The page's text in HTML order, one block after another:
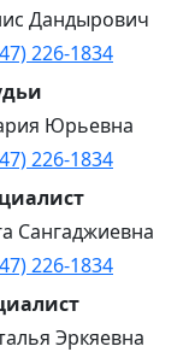
Дандырович
226-1834
Юрьевна
226-1834
Сангаджиевна
226-1834
Эркяевна